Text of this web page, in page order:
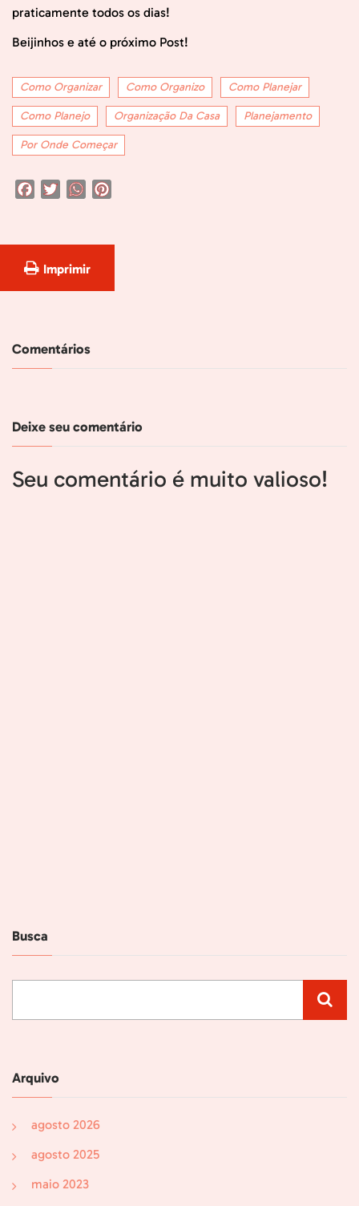
praticamente todos os dias!
Beijinhos e até o próximo Post!
Como Organizar Como Organizo Como Planejar
Como Planejo Organização Da Casa Planejamento
Por Onde Começar
FacebookTwitterWhatsApp
Imprimir
Comentários
Deixe seu comentário
Seu comentário é muito valioso!
Busca
Arquivo
agosto 2026
agosto 2025
maio 2023